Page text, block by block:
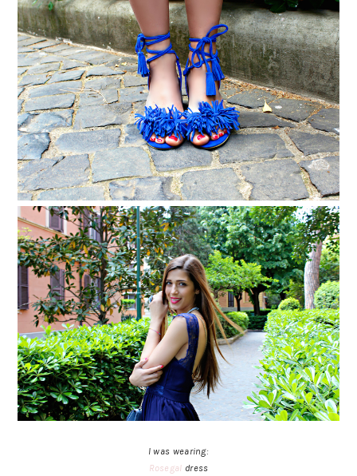
I was wearing:
Rosegal dress